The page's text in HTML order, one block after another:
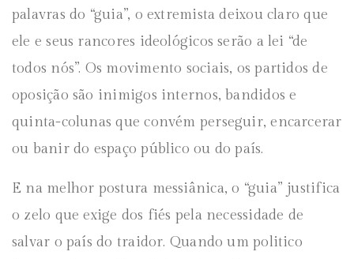
palavras do “guia”, o extremista deixou claro que
ele e seus rancores ideológicos serão a lei “de
todos nós”. Os movimento sociais, os partidos de
oposição são inimigos internos, bandidos e
quinta-colunas que convém perseguir, encarcerar
ou banir do espaço público ou do país.
E na melhor postura messiânica, o “guia” justifica
o zelo que exige dos fiés pela necessidade de
salvar o país do traidor. Quando um politico